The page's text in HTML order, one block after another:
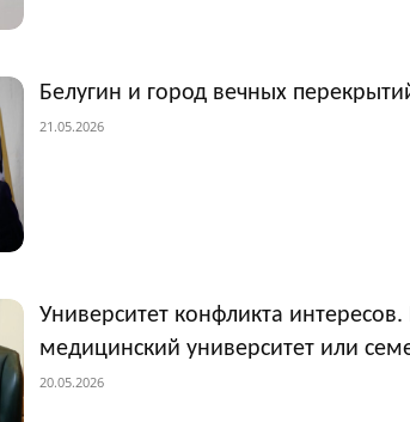
Белугин и город вечных
21.05.2026
Университет конфликта
медицинский университет или
20.05.2026